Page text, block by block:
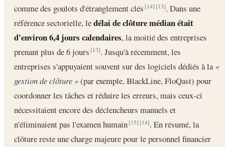
comme des goulots d'étranglement clés[14] [13]. Dans une
référence sectorielle, ledélai de clôture médian était
d'environ 6,4 jours calendaires, la moitié des entreprises
prenant plus de 6 jours[13]. Jusqu'à récemment, les
entreprises s'appuyaient souvent sur des logiciels dédiés à la«
gestion de clôture »(par exemple, BlackLine, FloQast) pour
coordonner les tâches et réduire les erreurs, mais ceux-ci
nécessitaient encore des déclencheurs manuels et
n'éliminaient pas l'examen humain[15] [14]. En résumé, la
clôture reste une charge majeure pour le personnel financier